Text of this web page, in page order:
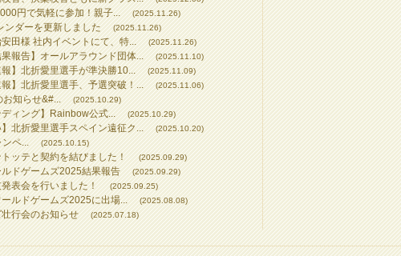
円で気軽に参加！親子... (2025.11.26)
ンダーを更新しました (2025.11.26)
田様 社内イベントにて、特... (2025.11.26)
報告】オールアラウンド団体... (2025.11.10)
】北折愛里選手が準決勝10... (2025.11.09)
】北折愛里選手、予選突破！... (2025.11.06)
お知らせ&#... (2025.10.29)
ィング】Rainbow公式... (2025.10.29)
北折愛里選手スペイン遠征ク... (2025.10.20)
ペ... (2025.10.15)
ッテと契約を結びました！ (2025.09.29)
ドゲームズ2025結果報告 (2025.09.29)
表会を行いました！ (2025.09.25)
ルドゲームズ2025に出場... (2025.08.08)
行会のお知らせ (2025.07.18)